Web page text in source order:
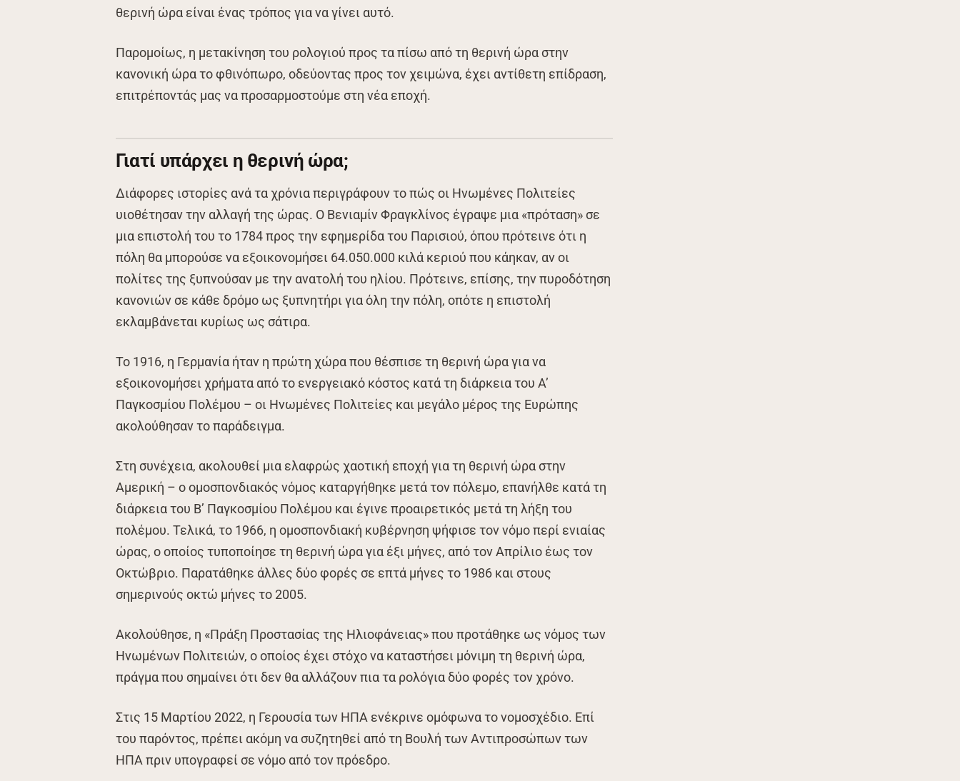
θερινή ώρα είναι ένας τρόπος για να γίνει αυτό.
Παρομοίως, η μετακίνηση του ρολογιού προς τα πίσω από τη θερινή ώρα στην
κανονική ώρα το φθινόπωρο, οδεύοντας προς τον χειμώνα, έχει αντίθετη επίδραση,
επιτρέποντάς μας να προσαρμοστούμε στη νέα εποχή.
Γιατί υπάρχει η θερινή ώρα;
Διάφορες ιστορίες ανά τα χρόνια περιγράφουν το πώς οι Ηνωμένες Πολιτείες
υιοθέτησαν την αλλαγή της ώρας. Ο Βενιαμίν Φραγκλίνος έγραψε μια «πρόταση» σε
μια επιστολή του το 1784 προς την εφημερίδα του Παρισιού, όπου πρότεινε ότι η
πόλη θα μπορούσε να εξοικονομήσει 64.050.000 κιλά κεριού που κάηκαν, αν οι
πολίτες της ξυπνούσαν με την ανατολή του ηλίου. Πρότεινε, επίσης, την πυροδότηση
κανονιών σε κάθε δρόμο ως ξυπνητήρι για όλη την πόλη, οπότε η επιστολή
εκλαμβάνεται κυρίως ως σάτιρα.
Το 1916, η Γερμανία ήταν η πρώτη χώρα που θέσπισε τη θερινή ώρα για να
εξοικονομήσει χρήματα από το ενεργειακό κόστος κατά τη διάρκεια του Α’
Παγκοσμίου Πολέμου – οι Ηνωμένες Πολιτείες και μεγάλο μέρος της Ευρώπης
ακολούθησαν το παράδειγμα.
Στη συνέχεια, ακολουθεί μια ελαφρώς χαοτική εποχή για τη θερινή ώρα στην
Αμερική – ο ομοσπονδιακός νόμος καταργήθηκε μετά τον πόλεμο, επανήλθε κατά τη
διάρκεια του Β’ Παγκοσμίου Πολέμου και έγινε προαιρετικός μετά τη λήξη του
πολέμου. Τελικά, το 1966, η ομοσπονδιακή κυβέρνηση ψήφισε τον νόμο περί ενιαίας
ώρας, ο οποίος τυποποίησε τη θερινή ώρα για έξι μήνες, από τον Απρίλιο έως τον
Οκτώβριο. Παρατάθηκε άλλες δύο φορές σε επτά μήνες το 1986 και στους
σημερινούς οκτώ μήνες το 2005.
Ακολούθησε, η «Πράξη Προστασίας της Ηλιοφάνειας» που προτάθηκε ως νόμος των
Ηνωμένων Πολιτειών, ο οποίος έχει στόχο να καταστήσει μόνιμη τη θερινή ώρα,
πράγμα που σημαίνει ότι δεν θα αλλάζουν πια τα ρολόγια δύο φορές τον χρόνο.
Στις 15 Μαρτίου 2022, η Γερουσία των ΗΠΑ ενέκρινε ομόφωνα το νομοσχέδιο. Επί
του παρόντος, πρέπει ακόμη να συζητηθεί από τη Βουλή των Αντιπροσώπων των
ΗΠΑ πριν υπογραφεί σε νόμο από τον πρόεδρο.